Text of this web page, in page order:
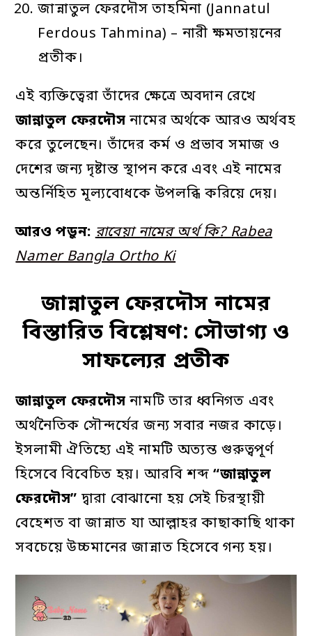
জান্নাতুল ফেরদৌস তাহমিনা (Jannatul
Ferdous Tahmina) – নারী ক্ষমতায়নের
প্রতীক।
এই ব্যক্তিত্বেরা তাঁদের ক্ষেত্রে অবদান রেখে
জান্নাতুল ফেরদৌস নামের অর্থকে আরও অর্থবহ
করে তুলেছেন। তাঁদের কর্ম ও প্রভাব সমাজ ও
দেশের জন্য দৃষ্টান্ত স্থাপন করে এবং এই নামের
অন্তর্নিহিত মূল্যবোধকে উপলব্ধি করিয়ে দেয়।
আরও পড়ুন: রাবেয়া নামের অর্থ কি? Rabea
Namer Bangla Ortho Ki
জান্নাতুল ফেরদৌস নামের
বিস্তারিত বিশ্লেষণ: সৌভাগ্য ও
সাফল্যের প্রতীক
জান্নাতুল ফেরদৌস নামটি তার ধ্বনিগত এবং
অর্থনৈতিক সৌন্দর্যের জন্য সবার নজর কাড়ে।
ইসলামী ঐতিহ্যে এই নামটি অত্যন্ত গুরুত্বপূর্ণ
হিসেবে বিবেচিত হয়। আরবি শব্দ“জান্নাতুল
ফেরদৌস” দ্বারা বোঝানো হয় সেই চিরস্থায়ী
বেহেশত বা জান্নাত যা আল্লাহর কাছাকাছি থাকা
সবচেয়ে উচ্চমানের জান্নাত হিসেবে গন্য হয়।